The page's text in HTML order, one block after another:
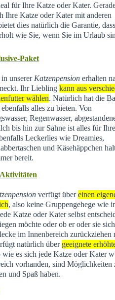
für Ihre Katze oder Kater.
Ihre Katze oder Kater mit anderen
dies natürlich die Garantie,
wie Sie, wenn Sie im Urlaub
Paket
unserer Katzenpensionerhalten
Ihr Liebling kann aus
wählen. Natürlich hat die
alles zu bieten. Von
Regenwasser,
bis hin zur Sahne ist alles für
Leckerlies wie Dreamies,
und Käsehäppchen
bereit.
verfügt übereinen
, also keine Gruppengehege wie
Katze oder Kater selbst
möchte oder ob er oder sie
im Innenbereich zurückziehen
natürlich über geeignete
wie es sich jede Katze oder Kater
vorhanden, sind Möglichkeiten
und Spaß haben.